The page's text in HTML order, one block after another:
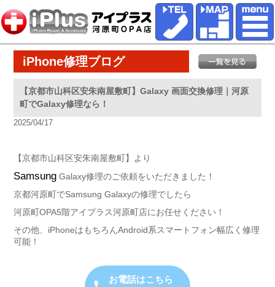
iPhone修理ブログ
【京都市山科区安朱南屋敷町】Galaxy 画面交換修理｜河原
町でGalaxy修理なら！
2025/04/17
【京都市山科区安朱南屋敷町】より
SamsungGalaxy修理のご依頼をいただきました！
京都河原町でSamsung Galaxyの修理でしたら
河原町OPA5階アイプラス河原町店にお任せください！
その他、iPhoneはもちろんAndroid系スマートフォン幅広く修理
可能！
お電話はこちら